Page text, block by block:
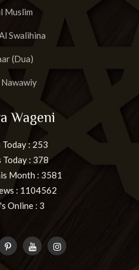
Muslim
Swalihina
(Dua)
Wageni
Today : 253
Today : 378
Month : 3581
: 1104562
Online : 3